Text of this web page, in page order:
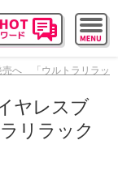
売へ 「ウルトラリラッ
ヤレスブ
リラック